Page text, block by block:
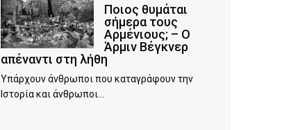
Ποιος θυμάται
σήμερα τους
Αρμένιους; – Ο
Άρμιν Βέγκνερ
απέναντι στη λήθη
Υπάρχουν άνθρωποι που καταγράφουν την
Ιστορία και άνθρωποι...